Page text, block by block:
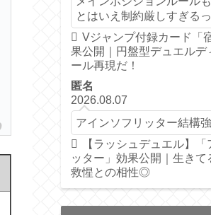
とはいえ制約厳しすぎる
Vジャンプ付録カード「
果公開｜円盤型デュエルデ
ール再現だ！
匿名
2026.08.07
アインソフリッター結構
【ラッシュデュエル】「
ッター」効果公開｜生きて
救惺との相性◎